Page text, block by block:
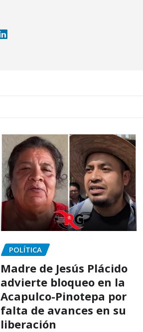
POLÍTICA
Madre de Jesús Plácido
advierte bloqueo en la
Acapulco-Pinotepa por
falta de avances en su
liberación